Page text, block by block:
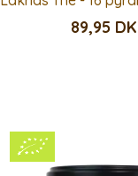
89,95